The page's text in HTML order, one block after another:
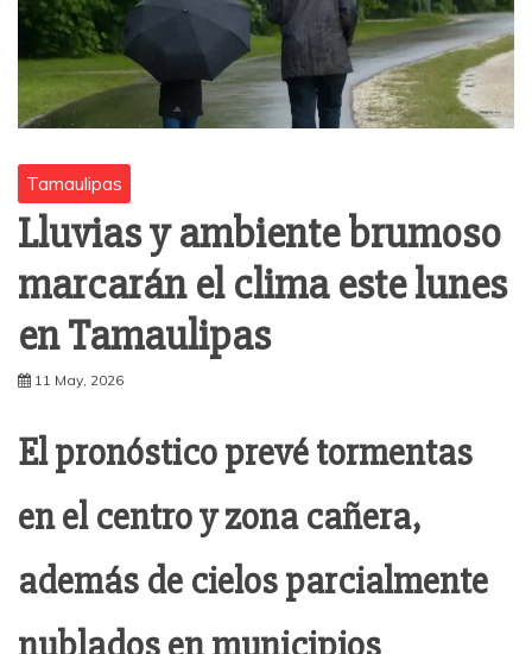
Tamaulipas
Lluvias y ambiente brumoso
marcarán el clima este lunes
en Tamaulipas
11 May, 2026
El pronóstico prevé tormentas
en el centro y zona cañera,
además de cielos parcialmente